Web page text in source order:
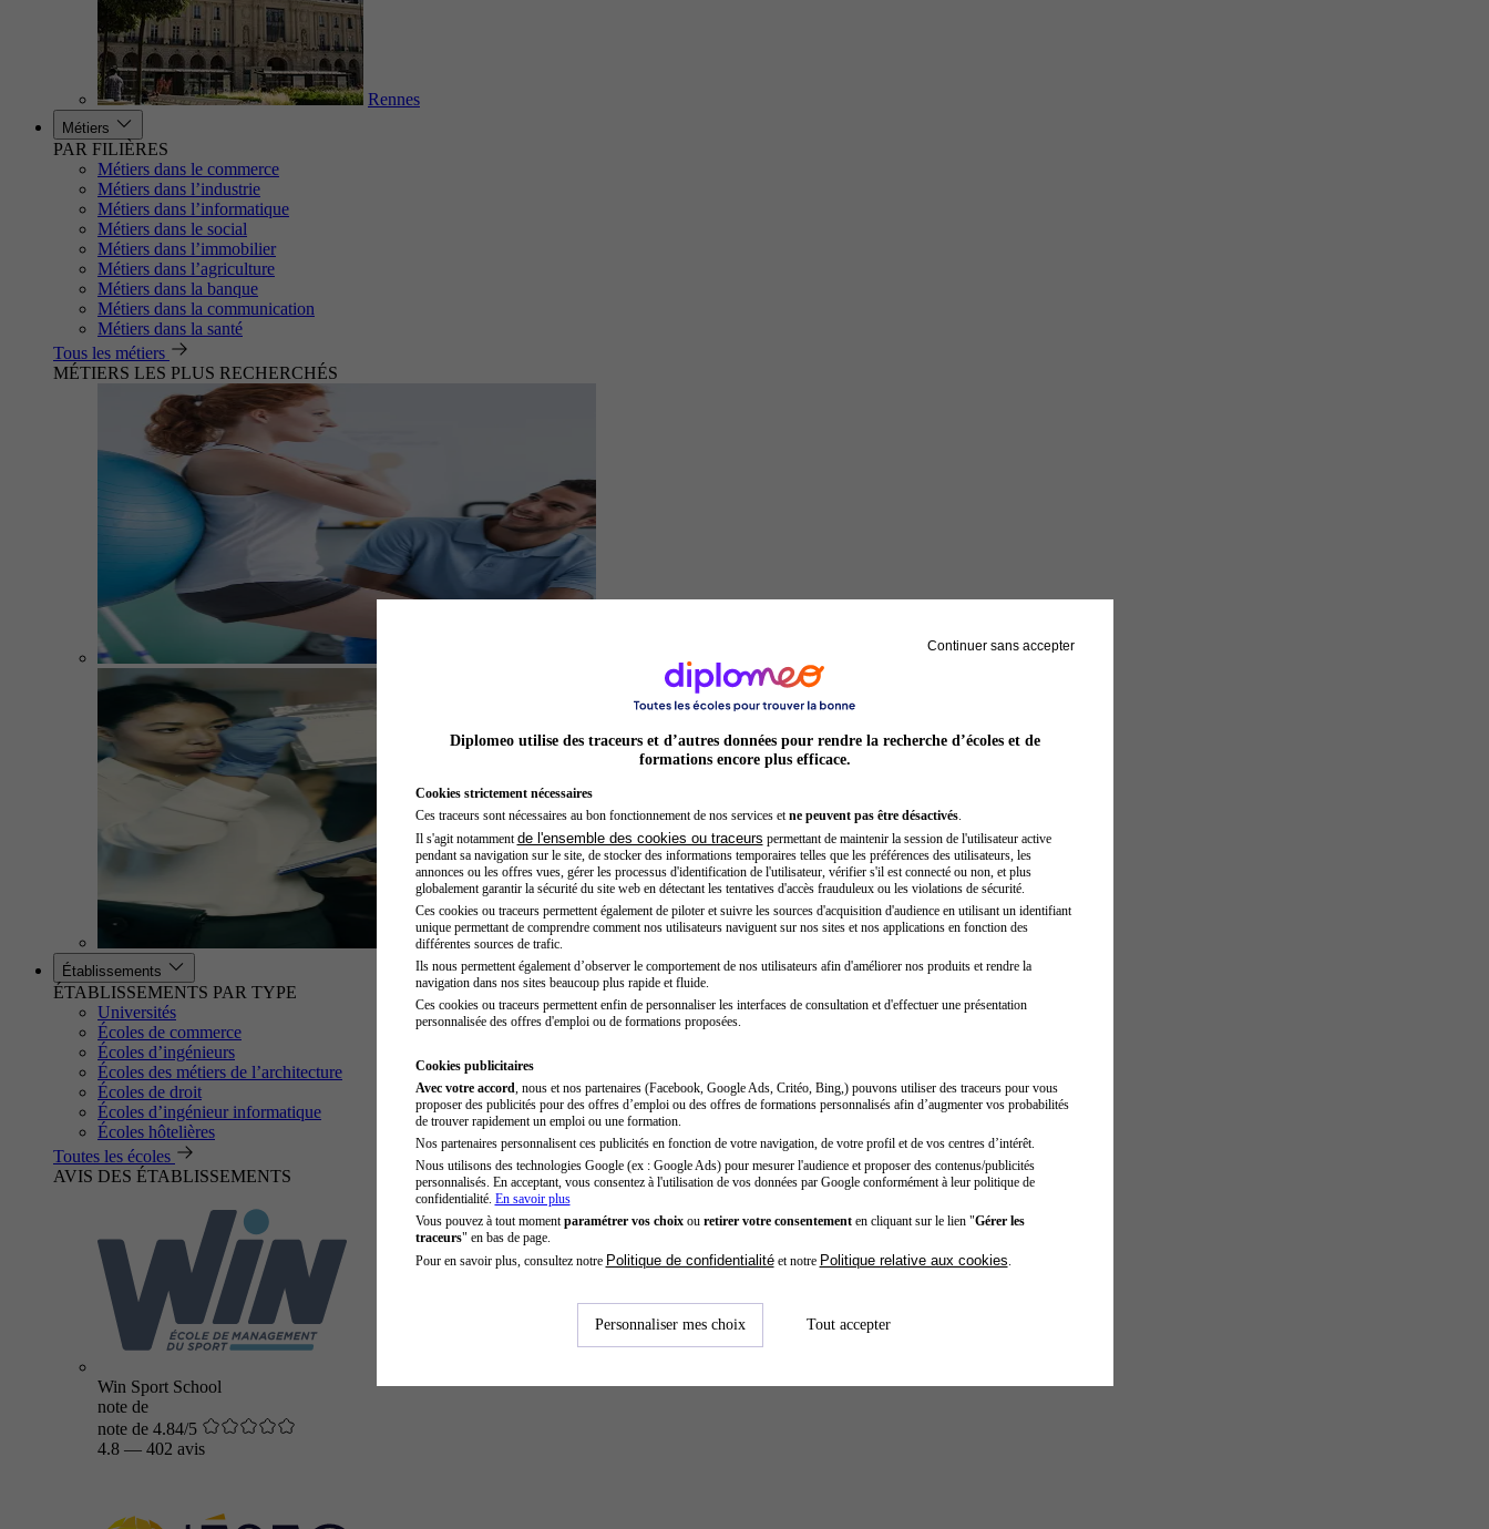
Rennes
Métiers
PAR FILIÈRES
Métiers dans le commerce
Métiers dans l’industrie
Métiers dans l’informatique
Métiers dans le social
Métiers dans l’immobilier
Métiers dans l’agriculture
Métiers dans la banque
Métiers dans la communication
Métiers dans la santé
Tous les métiers
MÉTIERS LES PLUS RECHERCHÉS
Kinésithérapeute sportif
Établissements
ÉTABLISSEMENTS PAR TYPE
Universités
Écoles de commerce
Écoles d’ingénieurs
Écoles des métiers de l’architecture
Écoles de droit
Écoles d’ingénieur informatique
Écoles hôtelières
Toutes les écoles
AVIS DES ÉTABLISSEMENTS
Win Sport School
note de
note de 4.84/5
4.8 — 402 avis
Continuer sans accepter
Diplomeo utilise des traceurs et d’autres données pour rendre la recherche d’écoles et de
formations encore plus efficace.
Cookies strictement nécessaires
Ces traceurs sont nécessaires au bon fonctionnement de nos services et ne peuvent pas être désactivés.
Il s'agit notamment de l'ensemble des cookies ou traceurs permettant de maintenir la session de l'utilisateur active
pendant sa navigation sur le site, de stocker des informations temporaires telles que les préférences des utilisateurs, les
annonces ou les offres vues, gérer les processus d'identification de l'utilisateur, vérifier s'il est connecté ou non, et plus
globalement garantir la sécurité du site web en détectant les tentatives d'accès frauduleux ou les violations de sécurité.
Ces cookies ou traceurs permettent également de piloter et suivre les sources d'acquisition d'audience en utilisant un identifiant
unique permettant de comprendre comment nos utilisateurs naviguent sur nos sites et nos applications en fonction des
différentes sources de trafic.
Ils nous permettent également d’observer le comportement de nos utilisateurs afin d'améliorer nos produits et rendre la
navigation dans nos sites beaucoup plus rapide et fluide.
Ces cookies ou traceurs permettent enfin de personnaliser les interfaces de consultation et d'effectuer une présentation
personnalisée des offres d'emploi ou de formations proposées.
Cookies publicitaires
Avec votre accord , nous et nos partenaires (Facebook, Google Ads, Critéo, Bing,) pouvons utiliser des traceurs pour vous
proposer des publicités pour des offres d’emploi ou des offres de formations personnalisés afin d’augmenter vos probabilités
de trouver rapidement un emploi ou une formation.
Nos partenaires personnalisent ces publicités en fonction de votre navigation, de votre profil et de vos centres d’intérêt.
Nous utilisons des technologies Google (ex : Google Ads) pour mesurer l'audience et proposer des contenus/publicités
personnalisés. En acceptant, vous consentez à l'utilisation de vos données par Google conformément à leur politique de
confidentialité. En savoir plus
Vous pouvez à tout moment paramétrer vos choixou retirer votre consentementen cliquant sur le lien "Gérer les
traceurs" en bas de page.
Pour en savoir plus, consultez notre Politique de confidentialitéet notre Politique relative aux cookies
Personnaliser mes choix Tout accepter